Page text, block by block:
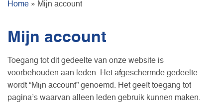
Home » Mijn account
Mijn account
Toegang tot dit gedeelte van onze website is
voorbehouden aan leden. Het afgeschermde gedeelte
wordt “Mijn account” genoemd. Het geeft toegang tot
pagina’s waarvan alleen leden gebruik kunnen maken.